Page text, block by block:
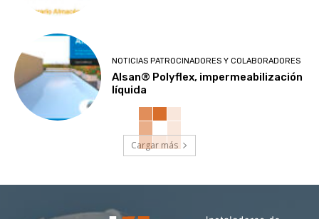
NOTICIAS PATROCINADORES Y COLABORADORES
Alsan® Polyflex, impermeabilización
líquida
Cargar más